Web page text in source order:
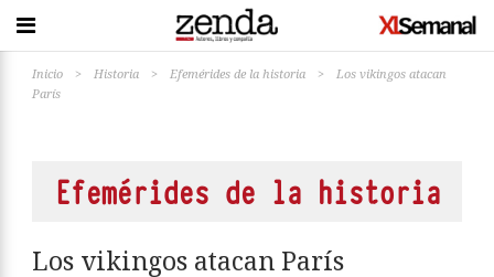
Inicio > Historia > Efemérides de la historia >
Los vikingos atacan
París
Efemérides de la historia
Los vikingos atacan París